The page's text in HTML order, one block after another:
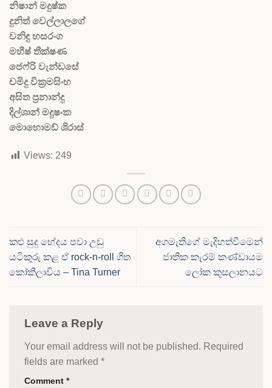
නිෂාන් මදුෂ්ක
දුනිත් වෙල්ලාලගේ
වනිඳු හසරංග
මහීෂ් තීක්ෂණ
ජෙෆ්රි වැන්ඩසේ
චමිදු වික්‍රමසිංහ
අසිත ප්‍රනාන්දු
දිල්ශාන් මදුෂංක
මොහොමඩ් ශිරාස්
Views: 249
කළු සුදු භේදය පවා උඩු
යටිකුරු කළ ඒ rock-n-roll ගීත
කෝකිලාවිය – Tina Turner
අගමැතිගේ මැදිහත්වීමෙන්
ජාතික කැරම් කණ්ඩායම
ලෝක කුසලානයට
Leave a Reply
Your email address will not be published. Required
fields are marked *
Comment *